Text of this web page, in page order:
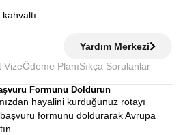
Yardım Merkezi
VizeÖdeme Planı Sıkça Sorulanlar
Formunu Doldurun
hayalini kurduğunuz rotayı
formunu doldurarak Avrupa